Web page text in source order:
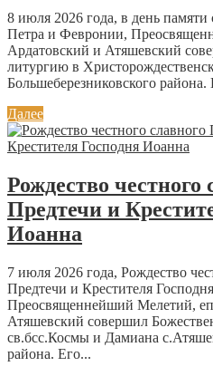
8 июля 2026 года, в день памяти
Петра и Февронии,
Ардатовский и Атяшевский
литургию в
Большеберезниковского
Далее
Рождество честного
Предтечи и
Иоанна
7 июля 2026 года, Рождество
Предтечи и Крестителя
Преосвященнейший Мелетий,
Атяшевский совершил
св.бсс.Космы и Дамиана
района. Его...